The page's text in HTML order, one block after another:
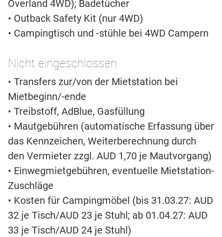
Overland 4WD); Badetücher
• Outback Safety Kit (nur 4WD)
• Campingtisch und -stühle bei 4WD Campern
Nicht eingeschlossen
• Transfers zur/von der Mietstation bei
Mietbeginn/-ende
• Treibstoff, AdBlue, Gasfüllung
• Mautgebühren (automatische Erfassung über
das Kennzeichen, Weiterberechnung durch
den Vermieter zzgl. AUD 1,70 je Mautvorgang)
• Einwegmietgebühren, eventuelle Mietstation-
Zuschläge
• Kosten für Campingmöbel (bis 31.03.27: AUD
32 je Tisch/AUD 23 je Stuhl; ab 01.04.27: AUD
33 je Tisch/AUD 24 je Stuhl)